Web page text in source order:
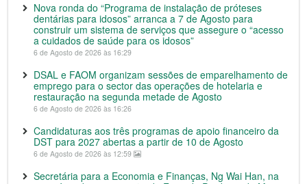
Nova ronda do “Programa de instalação de próteses
dentárias para idosos” arranca a 7 de Agosto para
construir um sistema de serviços que assegure o “acesso
a cuidados de saúde para os idosos”
6 de Agosto de 2026 às 16:29
DSAL e FAOM organizam sessões de emparelhamento de
emprego para o sector das operações de hotelaria e
restauração na segunda metade de Agosto
6 de Agosto de 2026 às 16:26
Candidaturas aos três programas de apoio financeiro da
DST para 2027 abertas a partir de 10 de Agosto
6 de Agosto de 2026 às 12:59
Secretária para a Economia e Finanças, Ng Wai Han, na